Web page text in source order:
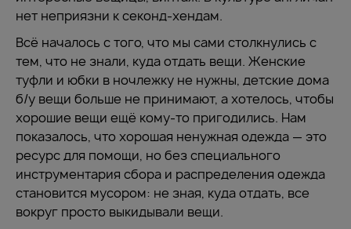
нет неприязни к секонд-хендам.
Всё началось с того, что мы сами столкнулись с
тем, что не знали, куда отдать вещи. Женские
туфли и юбки в ночлежку не нужны, детские дома
б/у вещи больше не принимают, а хотелось, чтобы
хорошие вещи ещё кому-то пригодились. Нам
показалось, что хорошая ненужная одежда — это
ресурс для помощи, но без специального
инструментария сбора и распределения одежда
становится мусором: не зная, куда отдать, все
вокруг просто выкидывали вещи.